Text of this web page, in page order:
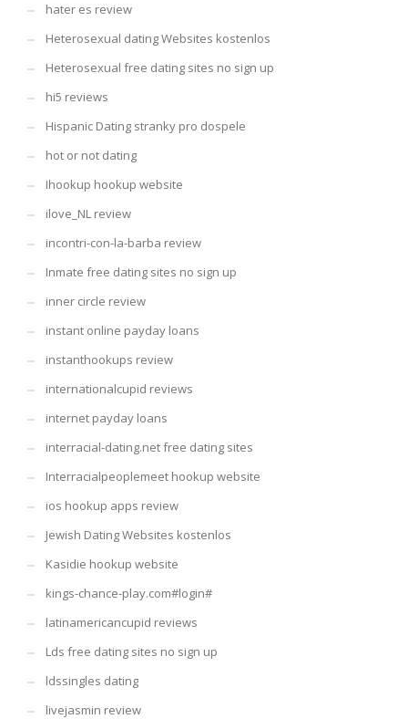
hater es review
Heterosexual dating Websites kostenlos
Heterosexual free dating sites no sign up
hi5 reviews
Hispanic Dating stranky pro dospele
hot or not dating
Ihookup hookup website
ilove_NL review
incontri-con-la-barba review
Inmate free dating sites no sign up
inner circle review
instant online payday loans
instanthookups review
internationalcupid reviews
internet payday loans
interracial-dating.net free dating sites
Interracialpeoplemeet hookup website
ios hookup apps review
Jewish Dating Websites kostenlos
Kasidie hookup website
kings-chance-play.com#login#
latinamericancupid reviews
Lds free dating sites no sign up
ldssingles dating
livejasmin review